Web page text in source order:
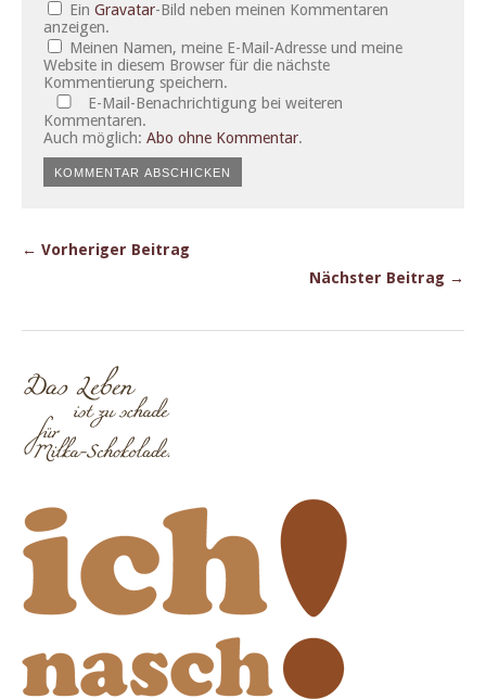
EinGravatar-Bild neben meinen Kommentaren
anzeigen.
Meinen Namen, meine E-Mail-Adresse und meine
Website in diesem Browser für die nächste
Kommentierung speichern.
E-Mail-Benachrichtigung bei weiteren
Kommentaren.
Auch möglich: Abo ohne Kommentar.
← Vorheriger Beitrag
Nächster Beitrag →